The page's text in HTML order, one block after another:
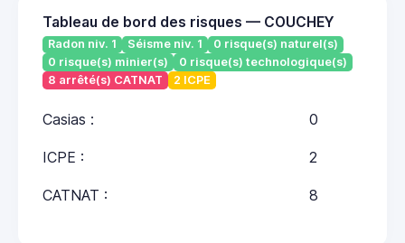
Tableau de bord des risques — COUCHEY
Radon niv. 1 Séisme niv. 1
0 risque(s) naturel(s)
0 risque(s) minier(s)
0 risque(s) technologique(s)
8 arrêté(s) CATNAT
2 ICPE
Casias : 0
ICPE : 2
CATNAT : 8